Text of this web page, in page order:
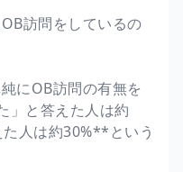
訪問をしているの
にOB訪問の有無を
」と答えた人は約
人は約30%**という